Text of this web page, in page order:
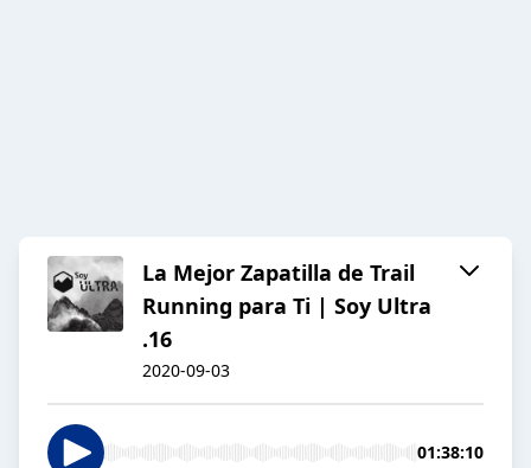
La Mejor Zapatilla de Trail
Running para Ti | Soy Ultra
.16
2020-09-03
01:38:10